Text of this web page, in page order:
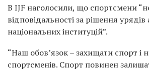
В IJF наголосили, що спортсмени
відповідальності за рішення
національних інституцій”.
“Наш обов’язок – захищати спорт і
спортсменів. Спорт повинен